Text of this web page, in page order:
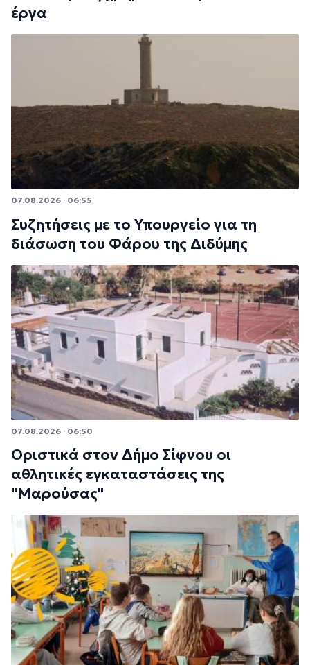
έργα
07.08.2026 · 06:55
Συζητήσεις με το Υπουργείο για τη
διάσωση του Φάρου της Διδύμης
07.08.2026 · 06:50
Οριστικά στον Δήμο Σίφνου οι
αθλητικές εγκαταστάσεις της
"Μαρούσας"